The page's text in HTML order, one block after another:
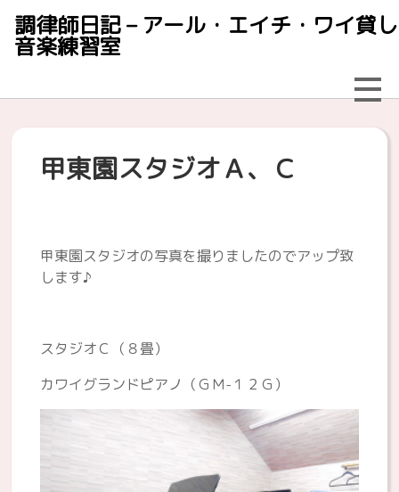
調律師日記 – アール・エイチ・ワイ貸し
音楽練習室
甲東園スタジオＡ、Ｃ
甲東園スタジオの写真を撮りましたのでアップ致
します♪
スタジオＣ（８畳）
カワイグランドピアノ（ＧＭ-１２Ｇ）